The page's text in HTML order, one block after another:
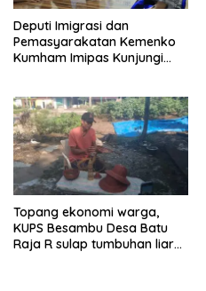
Deputi Imigrasi dan
Pemasyarakatan Kemenko
Kumham Imipas Kunjungi
Topang ekonomi warga,
KUPS Besambu Desa Batu
Raja R sulap tumbuhan liar